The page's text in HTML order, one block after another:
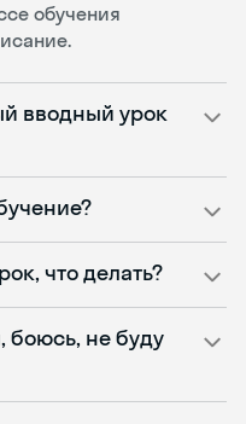
обучения
вводный урок
что делать?
боюсь, не буду